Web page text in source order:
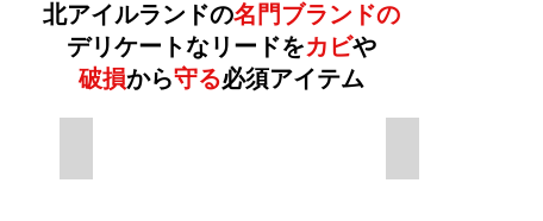
北アイルランドの名門ブランドの
デリケートなリードをカビや
破損から守る必須アイテム